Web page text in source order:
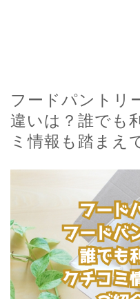
フードパントリ
違いは？誰でも
ミ情報も踏まえ